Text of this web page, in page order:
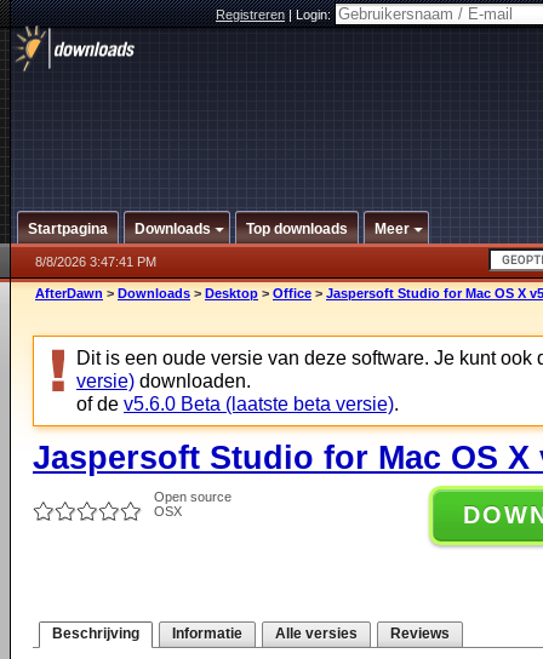
Registreren|Login:
Startpagina Downloads Top downloads Meer
8/8/2026 3:47:41 PM
AfterDawn > Downloads > Desktop > Office > Jaspersoft Studio for Mac OS X
Dit is een oude versie van deze software. Je kunt ook
versie) downloaden.
of de v5.6.0 Beta (laatste beta versie).
Jaspersoft Studio for Mac OS X
Open source
OSX
Beschrijving Informatie Alle versies Reviews